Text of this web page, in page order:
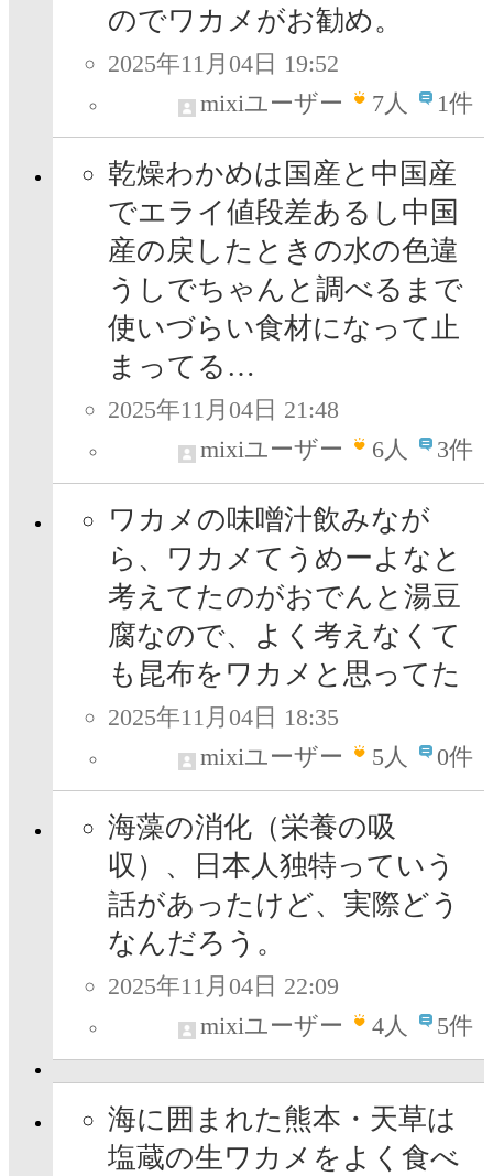
のでワカメがお勧め。
2025年11月04日 19:52
mixiユーザー
7人 1件
乾燥わかめは国産と中国産
でエライ値段差あるし中国
産の戻したときの水の色違
うしでちゃんと調べるまで
使いづらい食材になって止
まってる…
2025年11月04日 21:48
mixiユーザー
6人 3件
ワカメの味噌汁飲みなが
ら、ワカメてうめーよなと
考えてたのがおでんと湯豆
腐なので、よく考えなくて
も昆布をワカメと思ってた
2025年11月04日 18:35
mixiユーザー
5人 0件
海藻の消化（栄養の吸
収）、日本人独特っていう
話があったけど、実際どう
なんだろう。
2025年11月04日 22:09
mixiユーザー
4人 5件
海に囲まれた熊本・天草は
塩蔵の生ワカメをよく食べ